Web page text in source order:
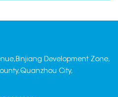
Development Zone,
City,